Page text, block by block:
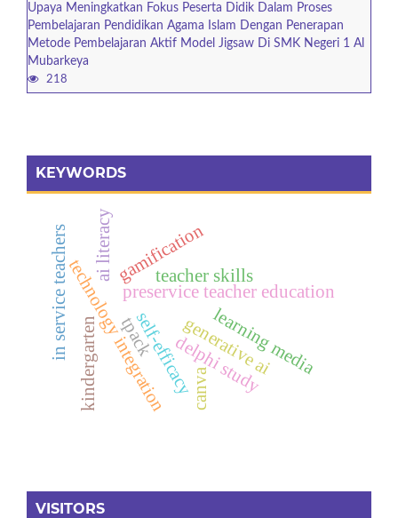
Upaya Meningkatkan Fokus Peserta Didik Dalam Proses
Pembelajaran Pendidikan Agama Islam Dengan Penerapan
Metode Pembelajaran Aktif Model Jigsaw Di SMK Negeri 1 Al
Mubarkeya
218
KEYWORDS
tpack
preservice teacher education
technology integration
self-efficacy
ai literacy
delphi study
generative ai
in service teachers gamification
learning media
canva
teacher skills
kindergarten
VISITORS